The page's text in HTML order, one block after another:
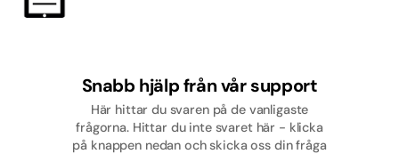
Traditionell / Visa
Snabb hjälp från vår support
Här hittar du svaren på de vanligaste
frågorna. Hittar du inte svaret här - klicka
på knappen nedan och skicka oss din fråga